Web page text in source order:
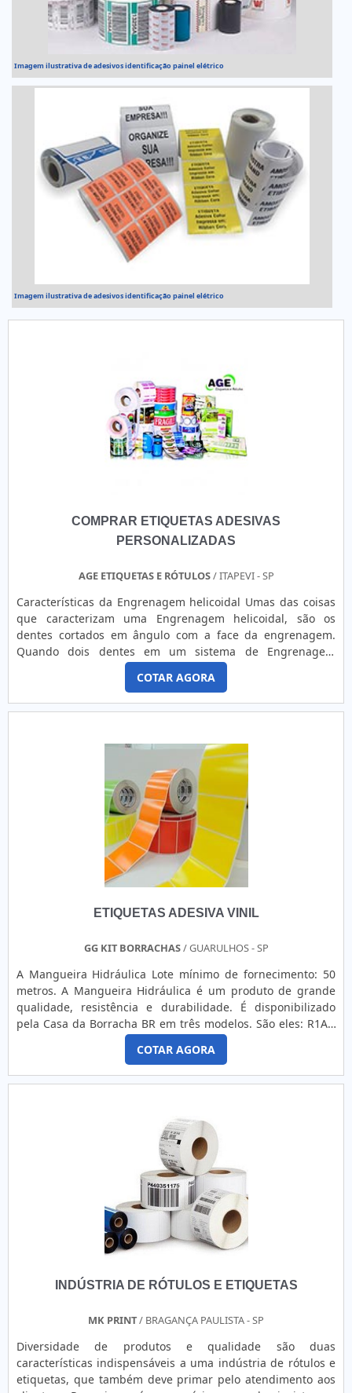
Imagem ilustrativa de adesivos identificação painel elétrico
Imagem ilustrativa de adesivos identificação painel elétrico
COMPRAR ETIQUETAS ADESIVAS
PERSONALIZADAS
AGE ETIQUETAS E RÓTULOS/ ITAPEVI - SP
Características da Engrenagem helicoidal Umas das coisas
que caracterizam uma Engrenagem helicoidal, são os
dentes cortados em ângulo com a face da engrenagem.
Quando dois dentes em um sistema de Engrenagem
helicoidal se acoplam, o contato se inicia em uma
extremidade do dente e gradualmente aumenta à medida
que as engrenagens giram, até que os dois dentes estejam
COTAR AGORA
ETIQUETAS ADESIVA VINIL
GG KIT BORRACHAS/ GUARULHOS - SP
A Mangueira Hidráulica Lote mínimo de fornecimento: 50
metros. A Mangueira Hidráulica é um produto de grande
qualidade, resistência e durabilidade. É disponibilizado
pela Casa da Borracha BR em três modelos. São eles: R1AT,
excelência as precisões do cliente, garantindo assim bons
resultados e satisfação total. A Casa da Borracha BR
COTAR AGORA
INDÚSTRIA DE RÓTULOS E ETIQUETAS
MK PRINT/ BRAGANÇA PAULISTA - SP
Diversidade de produtos e qualidade são duas
características indispensáveis a uma indústria de rótulos e
etiquetas, que também deve primar pelo atendimento aos